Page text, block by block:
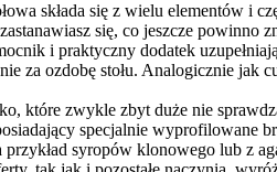
składa się z wielu elementów i
się, co jeszcze powinno
i praktyczny dodatek
za ozdobę stołu. Analogicznie
które zwykle zbyt duże nie
specjalnie wyprofilowane
syropów klonowego lub z